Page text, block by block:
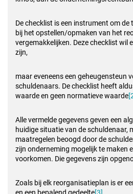
De checklist is een instrument om
bij het opstellen/opmaken van het
vergemakkelijken. Deze checklist wil
zijn,
maar eveneens een geheugensteun
schuldenaars. De checklist heeft
waarde en geen normatieve waarde
Alle vermelde gegevens geven een
huidige situatie van de schuldenaar,
maatregelen beoogd door de
zijn onderneming mogelijk te maken
voorkomen. Die gegevens zijn
Zoals bij elk reorganisatieplan is er